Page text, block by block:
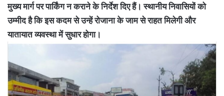
मुख्य मार्ग पर पार्किंग न कराने के निर्देश दिए हैं। स्थानीय निवासियों को
उम्मीद है कि इस कदम से उन्हें रोजाना के जाम से राहत मिलेगी और
यातायात व्यवस्था में सुधार होगा।